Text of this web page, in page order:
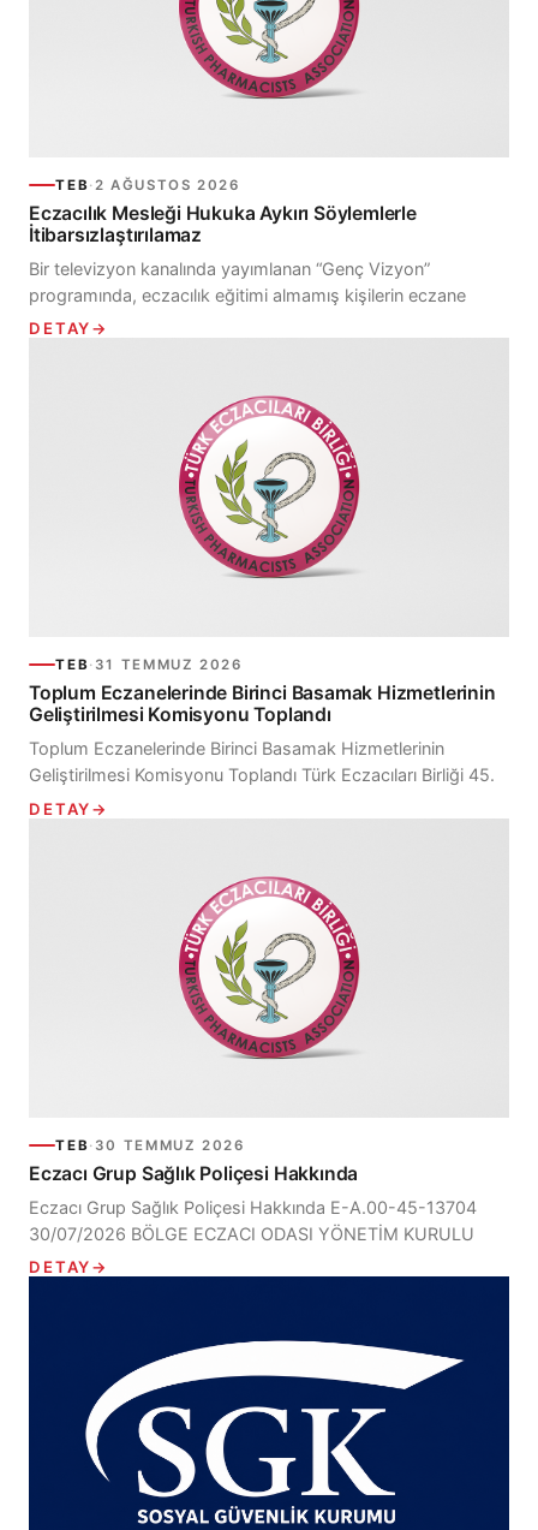
TEB·2 AĞUSTOS 2026
Eczacılık Mesleği Hukuka Aykırı Söylemlerle
İtibarsızlaştırılamaz
Bir televizyon kanalında yayımlanan “Genç Vizyon”
programında, eczacılık eğitimi almamış kişilerin eczane
açabileceği yönünde ifadeler kullanılmış, hukuka aykırı
DETAY→
TEB· 31 TEMMUZ 2026
Toplum Eczanelerinde Birinci Basamak Hizmetlerinin
Geliştirilmesi Komisyonu Toplandı
Toplum Eczanelerinde Birinci Basamak Hizmetlerinin
Geliştirilmesi Komisyonu Toplandı Türk Eczacıları Birliği 45.
Dönem Merkez Heyeti tarafından oluşturulan Toplum
DETAY→
TEB· 30 TEMMUZ 2026
Eczacı Grup Sağlık Poliçesi Hakkında
Eczacı Grup Sağlık Poliçesi Hakkında E-A.00-45-13704
30/07/2026 BÖLGE ECZACI ODASI YÖNETİM KURULU
BAŞKANLIĞINA E Artı Sigorta ve Reasürans Brokerliği
DETAY→